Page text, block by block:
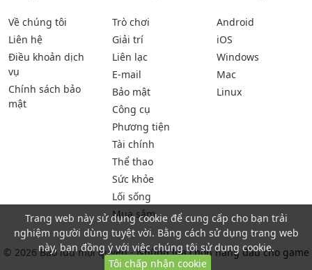
Về chúng tôi
Liên hệ
Điều khoản dịch
vụ
Chính sách bảo
mật
Trò chơi
Giải trí
Liên lạc
E-mail
Bảo mật
Công cụ
Phương tiện
Tài chính
Thể thao
Sức khỏe
Lối sống
Mua sắm
Android
iOS
Windows
Mac
Linux
© 2026 Bảo lưu mọi quyền -Những lựa chọn hàng đầu cho game
thủ | ihabu.com
Trang web này sử dụng cookie để cung cấp cho bạn trải
nghiệm người dùng tuyệt vời. Bằng cách sử dụng trang web
này, bạn đồng ý với việc chúng tôi sử dụng cookie.
Tôi chấp nhận cookie